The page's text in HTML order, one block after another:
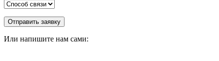
Или напишите нам сами: